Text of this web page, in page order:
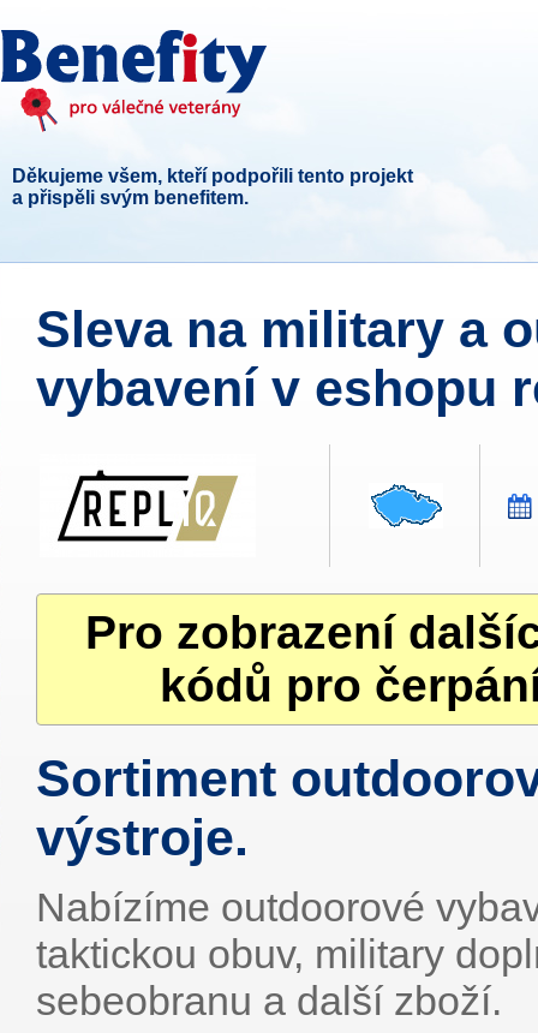
Děkujeme všem, kteří podpořili tento projekt
a přispěli svým benefitem.
Sleva na military a
vybavení v eshopu
Pro zobrazení
kódů pro
Sortiment
výstroje.
Nabízíme outdoorové
taktickou obuv, military
sebeobranu a další zboží.